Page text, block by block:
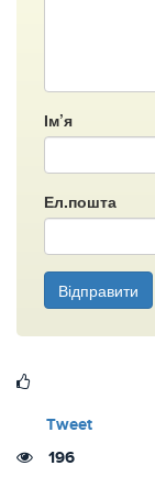
Ім’я
Ел.пошта
Відправити
Tweet
196